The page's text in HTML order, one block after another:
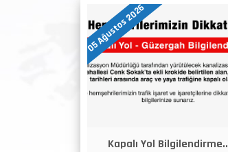
05 Ağustos 2026
Kapalı Yol Bilgilendirme..